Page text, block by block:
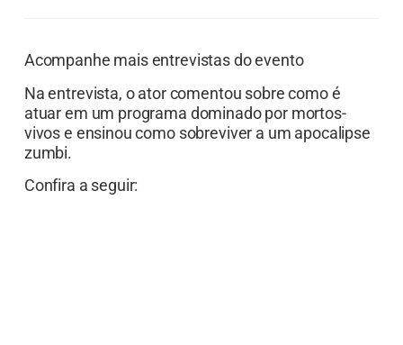
Acompanhe mais entrevistas do evento
Na entrevista, o ator comentou sobre como é
atuar em um programa dominado por mortos-
vivos e ensinou como sobreviver a um apocalipse
zumbi.
Confira a seguir: